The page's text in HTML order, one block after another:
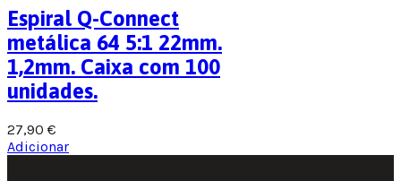
Espiral Q-Connect
metálica 64 5:1 22mm.
1,2mm. Caixa com 100
unidades.
27,90 €
Adicionar